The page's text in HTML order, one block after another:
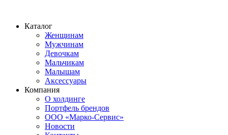
Каталог
Женщинам
Мужчинам
Девочкам
Мальчикам
Малышам
Аксессуары
Компания
О холдинге
Портфель брендов
ООО «Марко-Сервис»
Новости